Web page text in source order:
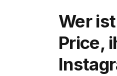
Wer
Price,